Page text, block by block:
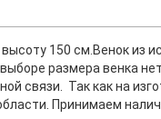
150 см.Венок из
размера венка
связи. Так как на
Принимаем